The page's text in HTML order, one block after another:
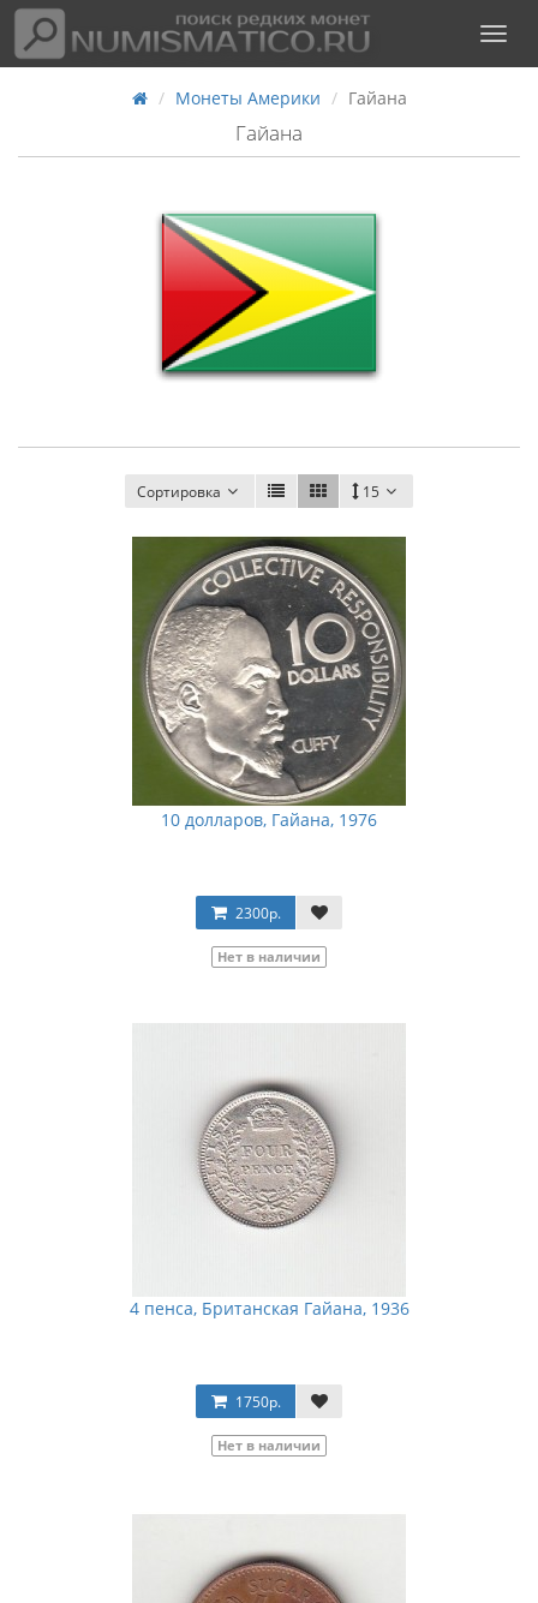
Монеты Америки Гайана
Гайана
Сортировка 15
10 долларов, Гайана, 1976
2300р.
Нет в наличии
4 пенса, Британская Гайана, 1936
1750р.
Нет в наличии